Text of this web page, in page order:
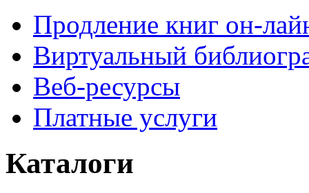
Продление книг он-
Виртуальный
Веб-ресурсы
Платные услуги
Каталоги